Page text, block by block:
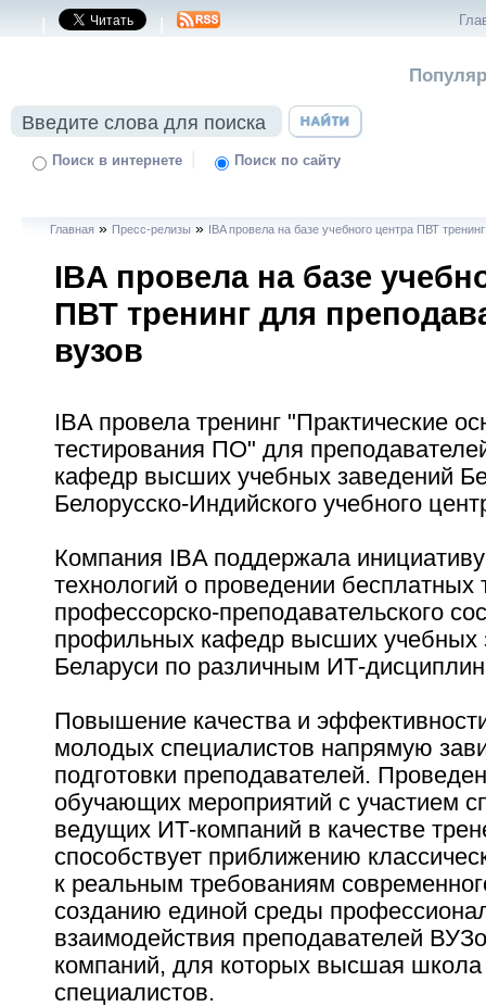
| |
Поиск в интернете | Поиск по сайту
Главная » Пресс-релизы » IBA провела на базе учебного центра ПВТ
IBA провела на базе
ПВТ тренинг для
вузов
IBA провела тренинг "Практические
тестирования ПО" для
кафедр высших учебных заведений
Белорусско-Индийского учебного
Компания IBA поддержала
технологий о проведении бесплатных
профессорско-преподавательского
профильных кафедр высших учебных
Беларуси по различным ИТ-
Повышение качества и
молодых специалистов напрямую
подготовки преподавателей.
обучающих мероприятий с участием
ведущих ИТ-компаний в качестве
способствует приближению
к реальным требованиям
созданию единой среды
взаимодействия преподавателей
компаний, для которых высшая школа
специалистов.